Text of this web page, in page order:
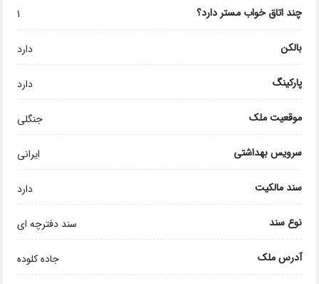
چند اتاق خواب مستر دارد؟ 1
بالکن دارد
پارکینگ دارد
موقعیت ملک جنگلی
سرویس بهداشتی ایرانی
سند مالکیت دارد
نوع سند سند دفترچه ای
آدرس ملک جاده کلوده